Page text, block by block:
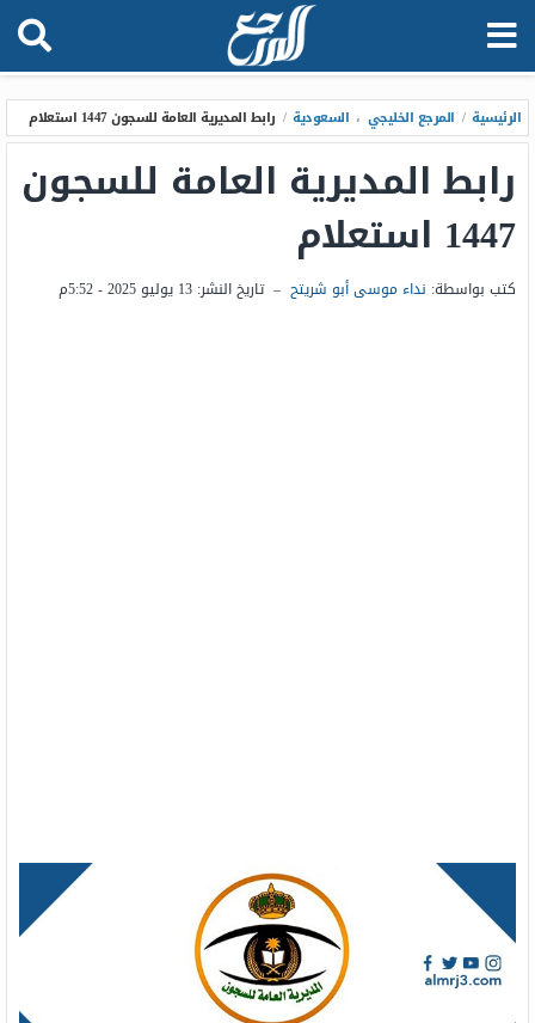
الرئيسية / المرجع الخليجي ، السعودية / رابط المديرية العامة للسجون 1447 استعلام
رابط المديرية العامة للسجون
1447 استعلام
كتب بواسطة: نداء موسى أبو شريتح – تاريخ النشر: 13 يوليو 2025 - 5:52م